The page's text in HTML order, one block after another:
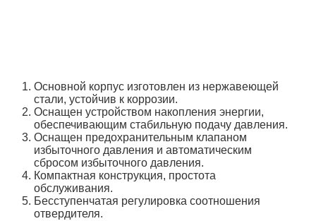
Основной корпус изготовлен из нержавеющей
стали, устойчив к коррозии.
Оснащен устройством накопления энергии,
обеспечивающим стабильную подачу давления.
Оснащен предохранительным клапаном
избыточного давления и автоматическим
сбросом избыточного давления.
Компактная конструкция, простота
обслуживания.
Бесступенчатая регулировка соотношения
отвердителя.